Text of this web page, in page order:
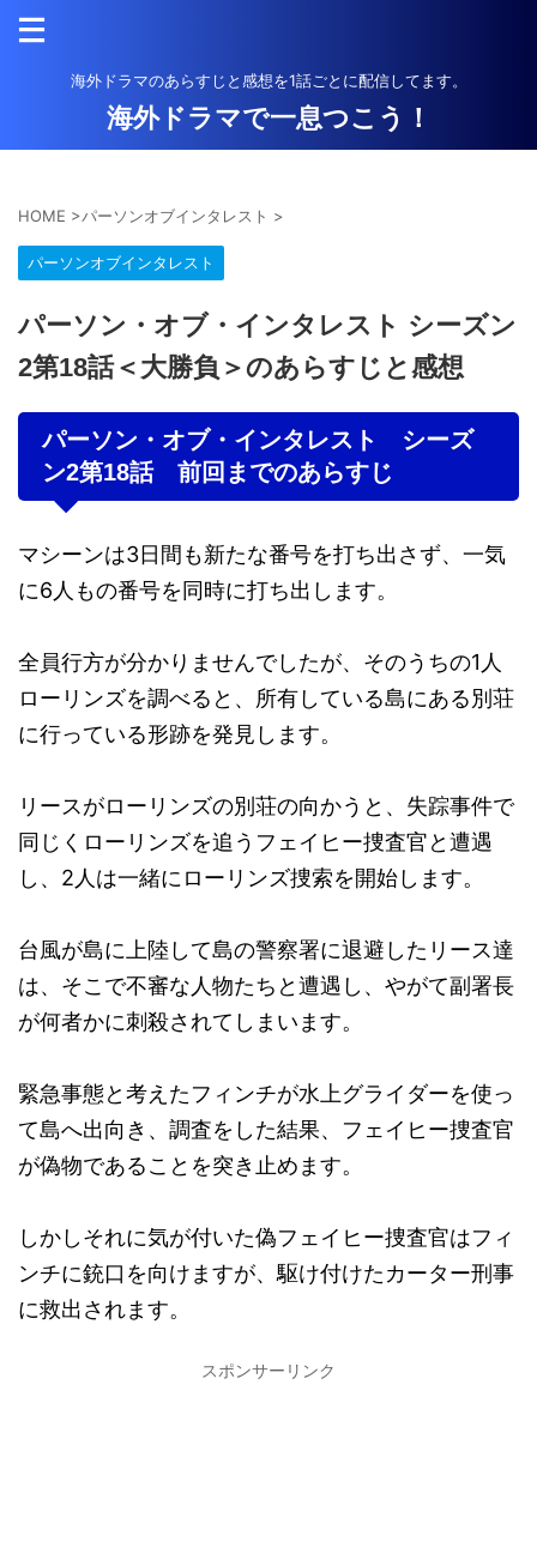
海外ドラマのあらすじと感想を1話ごとに配信してます。
海外ドラマで一息つこう！
HOME >パーソンオブインタレスト >
パーソンオブインタレスト
パーソン・オブ・インタレスト シーズン
2第18話＜大勝負＞のあらすじと感想
パーソン・オブ・インタレスト シーズ
ン2第18話 前回までのあらすじ
マシーンは3日間も新たな番号を打ち出さず、一気
に6人もの番号を同時に打ち出します。
全員行方が分かりませんでしたが、そのうちの1人
ローリンズを調べると、所有している島にある別荘
に行っている形跡を発見します。
リースがローリンズの別荘の向かうと、失踪事件で
同じくローリンズを追うフェイヒー捜査官と遭遇
し、2人は一緒にローリンズ捜索を開始します。
台風が島に上陸して島の警察署に退避したリース達
は、そこで不審な人物たちと遭遇し、やがて副署長
が何者かに刺殺されてしまいます。
緊急事態と考えたフィンチが水上グライダーを使っ
て島へ出向き、調査をした結果、フェイヒー捜査官
が偽物であることを突き止めます。
しかしそれに気が付いた偽フェイヒー捜査官はフィ
ンチに銃口を向けますが、駆け付けたカーター刑事
に救出されます。
スポンサーリンク